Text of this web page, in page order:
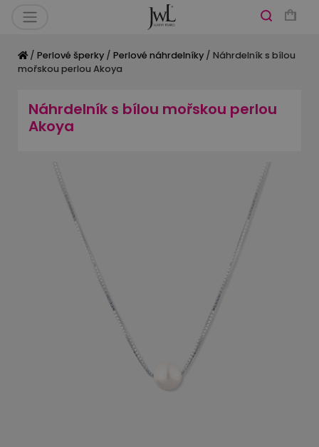
/ Perlové šperky / Perlové náhrdelníky / Náhrdelník s bílou
mořskou perlou Akoya
Náhrdelník s bílou mořskou perlou
Akoya